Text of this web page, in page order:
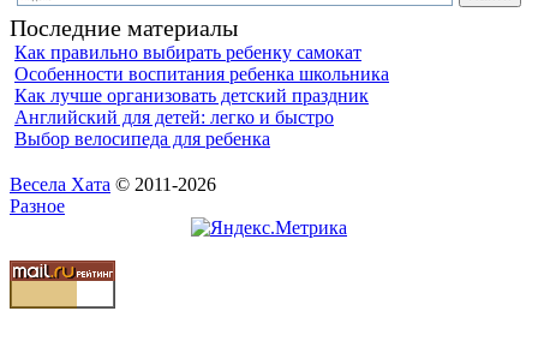
Последние материалы
Как правильно выбирать ребенку самокат
Особенности воспитания ребенка школьника
Как лучше организовать детский праздник
Английский для детей: легко и быстро
Выбор велосипеда для ребенка
Весела Хата © 2011-2026
Разное